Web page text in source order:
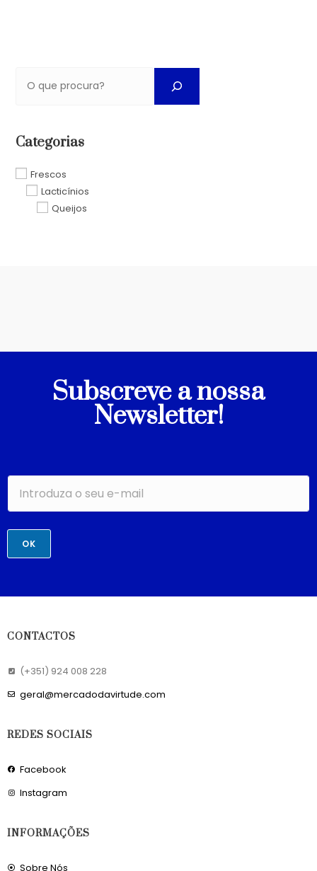
Categorias
Frescos
Lacticínios
Queijos
Subscreve a nossa
Newsletter!
OK
CONTACTOS
(+351) 924 008 228
geral@mercadodavirtude.com
REDES SOCIAIS
Facebook
Instagram
INFORMAÇÕES
Sobre Nós